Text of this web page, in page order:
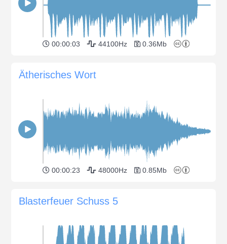
00:00:03 44100Hz 0.36Mb
Ätherisches Wort
00:00:23 48000Hz 0.85Mb
Blasterfeuer Schuss 5